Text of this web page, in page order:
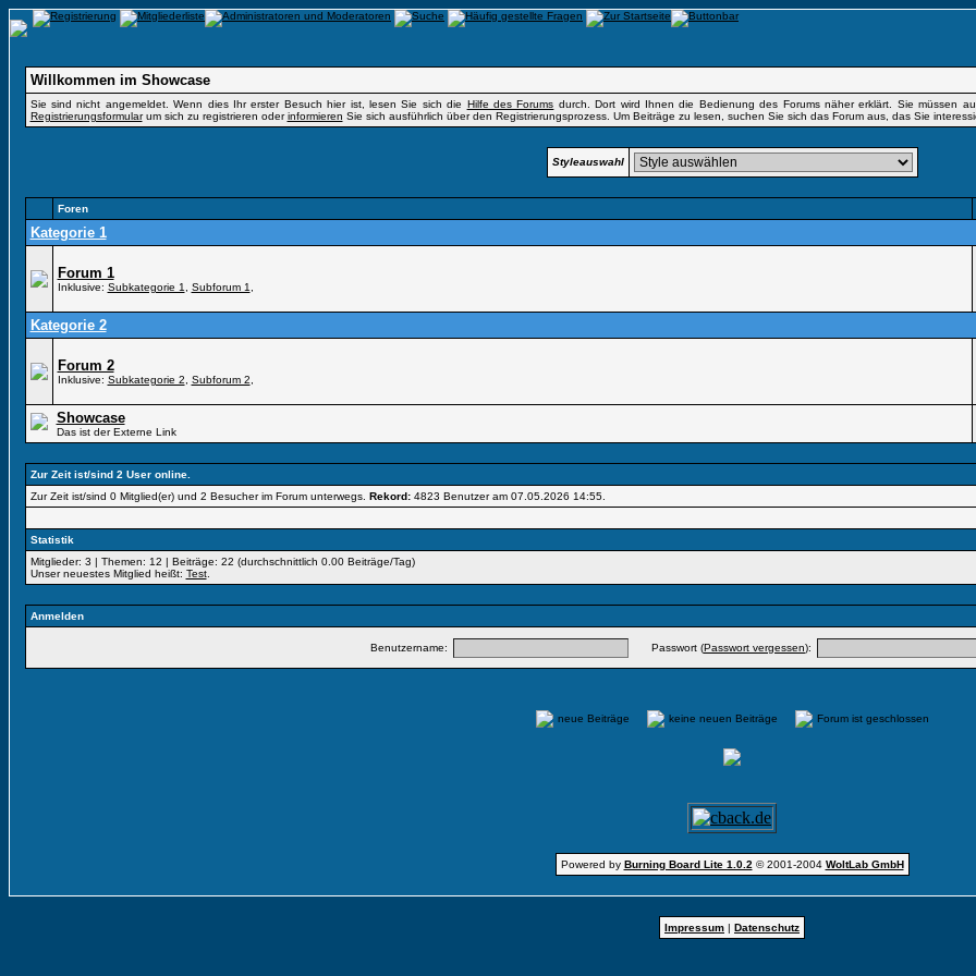
Willkommen im Showcase
Sie sind nicht angemeldet. Wenn dies Ihr erster Besuch hier ist, lesen Sie sich die Hilfe des Forums durch. Dort wird Ihnen die Bedienung des Forums näher erklärt. Sie müssen
Registrierungsformularum sich zu registrieren oderinformieren Sie sich ausführlich über den Registrierungsprozess. Um Beiträge zu lesen, suchen Sie sich das Forum aus, das Sie
Styleauswahl
Foren
Kategorie 1
Forum 1
Inklusive: Subkategorie 1 Subforum 1
Kategorie 2
Forum 2
Inklusive: Subkategorie 2 Subforum 2
Showcase
Das ist der Externe Link
Zur Zeit ist/sind 2 User online.
Zur Zeit ist/sind 0 Mitglied(er) und 2 Besucher im Forum unterwegs. Rekord:4823 Benutzer am 07.05.2026 14:55.
Statistik
Mitglieder: 3 | Themen: 12 | Beiträge: 22 (durchschnittlich 0.00 Beiträge/Tag)
Unser neuestes Mitglied heißt: Test.
Anmelden
Benutzername: Passwort (Passwort vergessen):
neue Beiträge keine neuen Beiträge Forum ist geschlossen
Powered by Burning Board Lite 1.0.2 © 2001-2004 WoltLab GmbH
Impressum | Datenschutz